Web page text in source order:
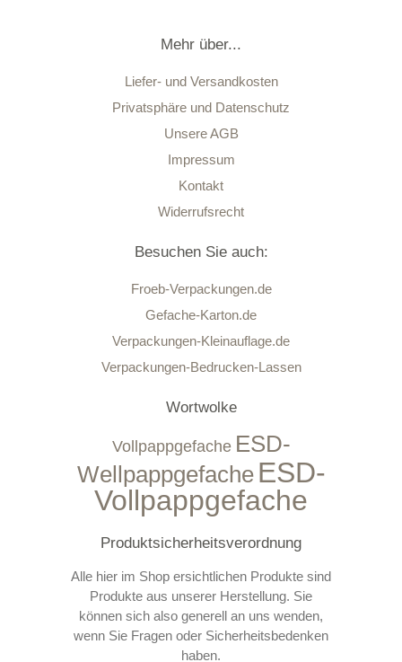
Mehr über...
Liefer- und Versandkosten
Privatsphäre und Datenschutz
Unsere AGB
Impressum
Kontakt
Widerrufsrecht
Besuchen Sie auch:
Froeb-Verpackungen.de
Gefache-Karton.de
Verpackungen-Kleinauflage.de
Verpackungen-Bedrucken-Lassen
Wortwolke
Vollpappgefache ESD-
Wellpappgefache ESD-
Vollpappgefache
Produktsicherheitsverordnung
Alle hier im Shop ersichtlichen Produkte sind
Produkte aus unserer Herstellung. Sie
können sich also generell an uns wenden,
wenn Sie Fragen oder Sicherheitsbedenken
haben.